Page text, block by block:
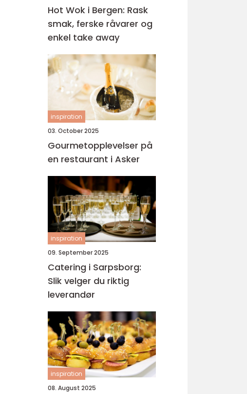
Hot Wok i Bergen: Rask
smak, ferske råvarer og
enkel take away
inspiration
03. October 2025
Gourmetopplevelser på
en restaurant i Asker
inspiration
09. September 2025
Catering i Sarpsborg:
Slik velger du riktig
leverandør
inspiration
08. August 2025